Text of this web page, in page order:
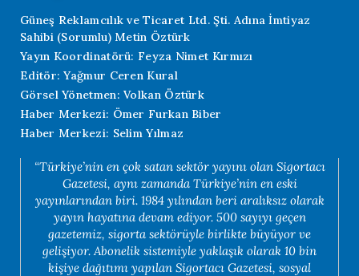
Güneş Reklamcılık ve Ticaret Ltd. Şti. Adına İmtiyaz
Sahibi (Sorumlu) Metin Öztürk
Yayın Koordinatörü: Feyza Nimet Kırmızı
Editör: Yağmur Ceren Kural
Görsel Yönetmen: Volkan Öztürk
Haber Merkezi: Ömer Furkan Biber
Haber Merkezi: Selim Yılmaz
“Türkiye’nin en çok satan sektör yayını olan Sigortacı
Gazetesi, aynı zamanda Türkiye’nin en eski
yayınlarından biri. 1984 yılından beri aralıksız olarak
yayın hayatına devam ediyor. 500 sayıyı geçen
gazetemiz, sigorta sektörüyle birlikte büyüyor ve
gelişiyor. Abonelik sistemiyle yaklaşık olarak 10 bin
kişiye dağıtımı yapılan Sigortacı Gazetesi, sosyal